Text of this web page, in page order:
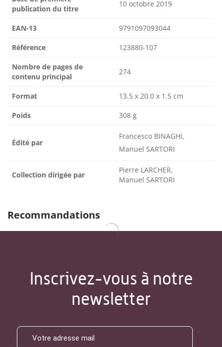
publication du titre
10 octobre 2019
EAN-13 9791097093044
Référence 123880-107
Nombre de pages de
contenu principal
274
Format 13.5 x 20.0 x 1.5 cm
Poids 308 g
Édité par
Francesco BINAGHI,
Manuel SARTORI
Collection dirigée par
Pierre LARCHER,
Manuel SARTORI
Recommandations
Inscrivez-vous à notre
newsletter